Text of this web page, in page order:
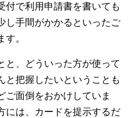
付で利用申請書を書いても
し手間がかかるといったご
。
と、どういった方が使って
と把握したいということも
ご面倒をおかけしていま
には、カードを提示するだ